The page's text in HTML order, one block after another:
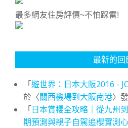
最多網友住房評價~不怕踩雷!
最新的回
「遊世界：日本大阪2016 -
於〈關西機場到大阪南港〉
「日本賞櫻全攻略｜從九州
期預測與親子自駕追櫻實測